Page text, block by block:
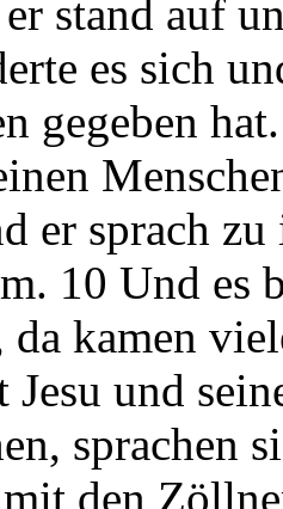
stand auf
es sich
gegeben
er sprach
10 Und es
da kamen
und
sprachen
den